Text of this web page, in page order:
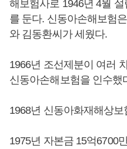
해보험사로 1946년 4월
를 둔다. 신동아손해보험
와 김동환씨가 세웠다.
1966년 조선제분이 여러
신동아손해보험을 인수했
1968년 신동아화재해상
1975년 자본금 15억6700